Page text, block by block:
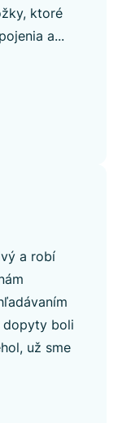
ktoré
a...
a robí
dopyty boli
už sme